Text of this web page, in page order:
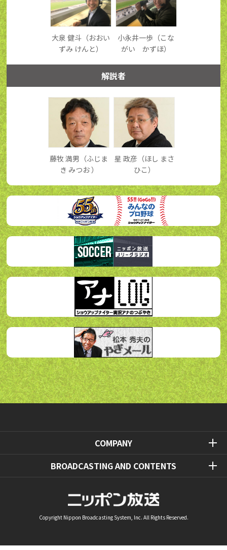
大泉 健斗（おおい
ずみ けんと）
小永井一歩（こな
がい かずほ）
解説者
藤牧 満男（ふじま
き みつお ）
星 政彦（ほし まさ
ひこ）
COMPANY
BROADCASTING AND CONTENTS
Copyright Nippon Broadcasting System, Inc. All Rights Reserved.